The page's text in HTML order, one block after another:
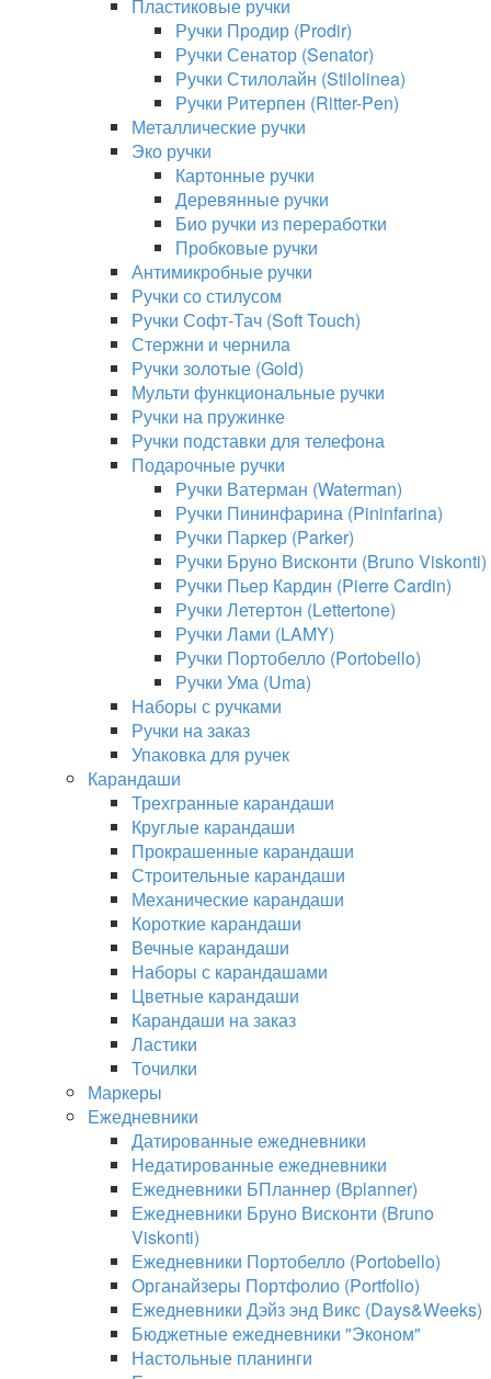
Пластиковые ручки
Ручки Продир (Prodir)
Ручки Сенатор (Senator)
Ручки Стилолайн (Stilolinea)
Ручки Ритерпен (Ritter-Pen)
Металлические ручки
Эко ручки
Картонные ручки
Деревянные ручки
Био ручки из переработки
Пробковые ручки
Антимикробные ручки
Ручки со стилусом
Ручки Софт-Тач (Soft Touch)
Стержни и чернила
Ручки золотые (Gold)
Мульти функциональные ручки
Ручки на пружинке
Ручки подставки для телефона
Подарочные ручки
Ручки Ватерман (Waterman)
Ручки Пининфарина (Pininfarina)
Ручки Паркер (Parker)
Ручки Бруно Висконти (Bruno Viskonti)
Ручки Пьер Кардин (Pierre Cardin)
Ручки Летертон (Lettertone)
Ручки Лами (LAMY)
Ручки Портобелло (Portobello)
Ручки Ума (Uma)
Наборы с ручками
Ручки на заказ
Упаковка для ручек
Карандаши
Трехгранные карандаши
Круглые карандаши
Прокрашенные карандаши
Строительные карандаши
Механические карандаши
Короткие карандаши
Вечные карандаши
Наборы с карандашами
Цветные карандаши
Карандаши на заказ
Ластики
Точилки
Маркеры
Ежедневники
Датированные ежедневники
Недатированные ежедневники
Ежедневники БПланнер (Bplanner)
Ежедневники Бруно Висконти (Bruno
Viskonti)
Ежедневники Портобелло (Portobello)
Органайзеры Портфолио (Portfolio)
Ежедневники Дэйз энд Викс (Days&Weeks)
Бюджетные ежедневники "Эконом"
Настольные планинги